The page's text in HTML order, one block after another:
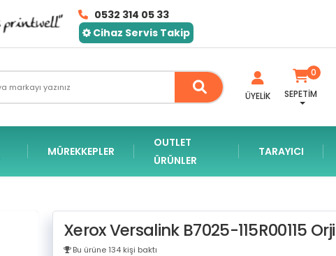
0532 314 05 33
Cihaz Servis Takip
ÜYELİK SEPETİM
0
MÜREKKEPLER
OUTLET
ÜRÜNLER
TARAYICI
Xerox Versalink B7025-115R00115
Bu ürüne 134 kişi baktı